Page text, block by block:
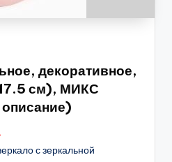
декоративное,
см), МИКС
с зеркальной